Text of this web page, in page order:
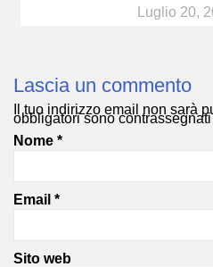
Luglio 20,
Lascia un commento
Il tuo indirizzo email non sarà
obbligatori sono
Nome *
Email *
Sito web